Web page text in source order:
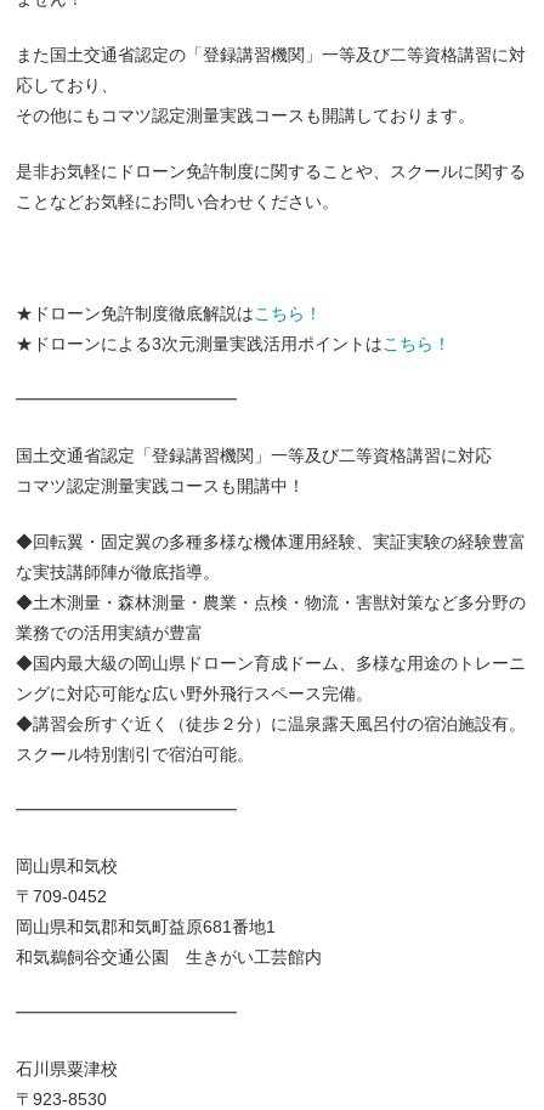
また国土交通省認定の「登録講習機関」一等及び二等資格講習に対
応しており、
その他にもコマツ認定測量実践コースも開講しております。
是非お気軽にドローン免許制度に関することや、スクールに関する
ことなどお気軽にお問い合わせください。
★ドローン免許制度徹底解説はこちら！
★ドローンによる3次元測量実践活用ポイントはこちら！
━━━━━━━━━━━━━
国土交通省認定「登録講習機関」一等及び二等資格講習に対応
コマツ認定測量実践コースも開講中！
◆回転翼・固定翼の多種多様な機体運用経験、実証実験の経験豊富
な実技講師陣が徹底指導。
◆土木測量・森林測量・農業・点検・物流・害獣対策など多分野の
業務での活用実績が豊富
◆国内最大級の岡山県ドローン育成ドーム、多様な用途のトレーニ
ングに対応可能な広い野外飛行スペース完備。
◆講習会所すぐ近く（徒歩２分）に温泉露天風呂付の宿泊施設有。
スクール特別割引で宿泊可能。
━━━━━━━━━━━━━
岡山県和気校
〒709-0452
岡山県和気郡和気町益原681番地1
和気鵜飼谷交通公園 生きがい工芸館内
━━━━━━━━━━━━━
石川県粟津校
〒923-8530